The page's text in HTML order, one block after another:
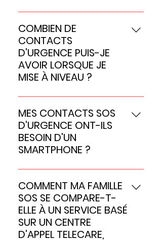
via notre portail de paiement
en ligne sécurisé.
Vous disposez d'un nombre
illimité d'alertes à utiliser
pendant 30 jours, si vous
souhaitez plus de temps ou plus
d'alertes par e-mail
info@mysosfamily.com
COMBIEN DE
CONTACTS
D'URGENCE PUIS-JE
AVOIR LORSQUE JE
MISE À NIVEAU ?
Autant que vous le souhaitez, il
n'y a pas de limite, c'est à vous
de décider de la taille de votre
réseau.
MES CONTACTS SOS
D'URGENCE ONT-ILS
BESOIN D'UN
SMARTPHONE ?
N'importe qui peut être un
contact SOS, vous n'avez pas
besoin d'un smartphone.
COMMENT MA FAMILLE
SOS SE COMPARE-T-
ELLE À UN SERVICE BASÉ
SUR UN CENTRE
D'APPEL TELECARE,